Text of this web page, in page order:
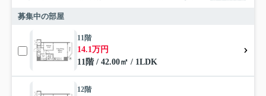
募集中の部屋
11階
14.1万円
11階 / 42.00㎡ / 1LDK
12階